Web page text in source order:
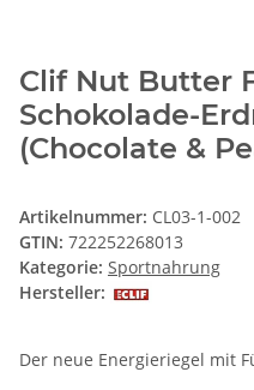
Clif Nut Butter
Schokolade-
(Chocolate &
Artikelnummer: CL03-1-002
GTIN: 722252268013
Kategorie: Sportnahrung
Hersteller:
Der neue Energieriegel mit